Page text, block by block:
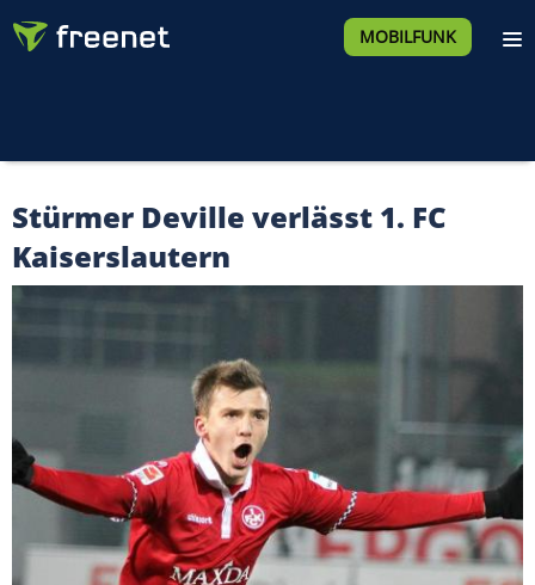
MOBILFUNK
Stürmer Deville verlässt 1. FC
Kaiserslautern